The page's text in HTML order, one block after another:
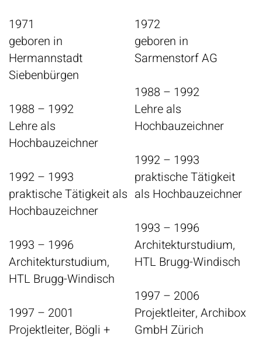
1971
geboren in
Hermannstadt
Siebenbürgen
1988 – 1992
Lehre als
Hochbauzeichner
1992 – 1993
praktische Tätigkeit als
Hochbauzeichner
1993 – 1996
Architekturstudium,
HTL Brugg-Windisch
1997 – 2001
Projektleiter, Bögli +
1972
geboren in
Sarmenstorf AG
1988 – 1992
Lehre als
Hochbauzeichner
1992 – 1993
praktische Tätigkeit
als Hochbauzeichner
1993 – 1996
Architekturstudium,
HTL Brugg-Windisch
1997 – 2006
Projektleiter, Archibox
GmbH Zürich